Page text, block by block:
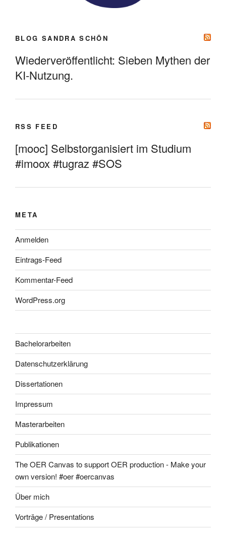
BLOG SANDRA SCHÖN
Wiederveröffentlicht: Sieben Mythen der
KI-Nutzung.
RSS FEED
[mooc] Selbstorganisiert im Studium
#imoox #tugraz #SOS
META
Anmelden
Eintrags-Feed
Kommentar-Feed
WordPress.org
Bachelorarbeiten
Datenschutzerklärung
Dissertationen
Impressum
Masterarbeiten
Publikationen
The OER Canvas to support OER production - Make your
own version! #oer #oercanvas
Über mich
Vorträge / Presentations